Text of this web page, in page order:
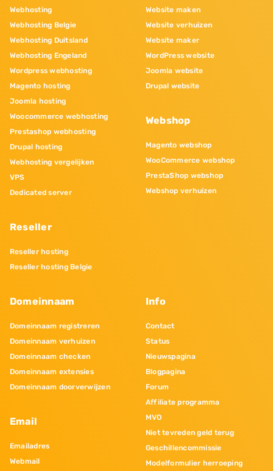
Webhosting
Webhosting Belgie
Webhosting Duitsland
Webhosting Engeland
Wordpress webhosting
Magento hosting
Joomla hosting
Woocommerce webhosting
Prestashop webhosting
Drupal hosting
Webhosting vergelijken
VPS
Dedicated server
Reseller
Reseller hosting
Reseller hosting Belgie
Website maken
Website verhuizen
Website maker
WordPress website
Joomla website
Drupal website
Webshop
Magento webshop
WooCommerce webshop
PrestaShop webshop
Webshop verhuizen
Domeinnaam
Domeinnaam registreren
Domeinnaam verhuizen
Domeinnaam checken
Domeinnaam extensies
Domeinnaam doorverwijzen
Email
Emailadres
Webmail
Info
Contact
Status
Nieuwspagina
Blogpagina
Forum
Affiliate programma
MVO
Niet tevreden geld terug
Geschillencommissie
Modelformulier herroeping